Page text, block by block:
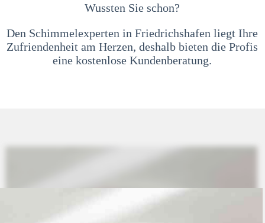
Wussten Sie schon?
Den Schimmelexperten in Friedrichshafen liegt Ihre
Zufriendenheit am Herzen, deshalb bieten die Profis
eine kostenlose Kundenberatung.